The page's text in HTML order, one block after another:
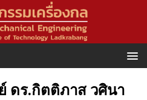
ดร.กิตติภาส วศินา